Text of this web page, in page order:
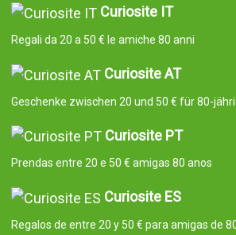
Curiosite IT
Regali da 20 a 50 € le amiche 80 anni
Curiosite AT
Geschenke zwischen 20 und 50 € für 80-
Curiosite PT
Prendas entre 20 e 50 € amigas 80 anos
Curiosite ES
Regalos de entre 20 y 50 € para amigas de